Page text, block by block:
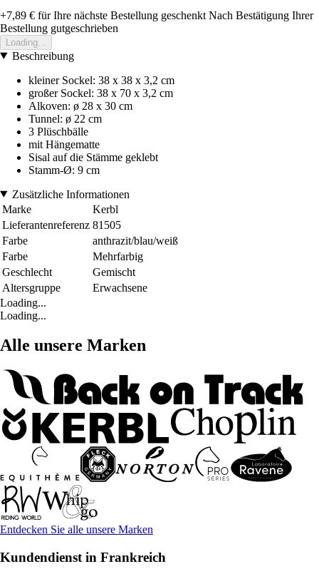
+7,89 € für Ihre nächste Bestellung geschenkt Nach Bestätigung Ihrer
Bestellung gutgeschrieben
Loading...
Beschreibung
kleiner Sockel: 38 x 38 x 3,2 cm
großer Sockel: 38 x 70 x 3,2 cm
Alkoven: ø 28 x 30 cm
Tunnel: ø 22 cm
3 Plüschbälle
mit Hängematte
Sisal auf die Stämme geklebt
Stamm-Ø: 9 cm
Zusätzliche Informationen
Marke
Kerbl
Lieferantenreferenz 81505
Farbe
anthrazit/blau/weiß
Farbe
Mehrfarbig
Geschlecht
Gemischt
Altersgruppe
Erwachsene
Loading...
Loading...
Alle unsere Marken
Entdecken Sie alle unsere Marken
Kundendienst in Frankreich